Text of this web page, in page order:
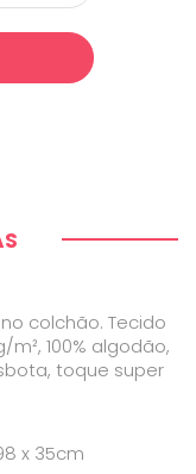
colchão. Tecido
100% algodão,
toque super
x 35cm